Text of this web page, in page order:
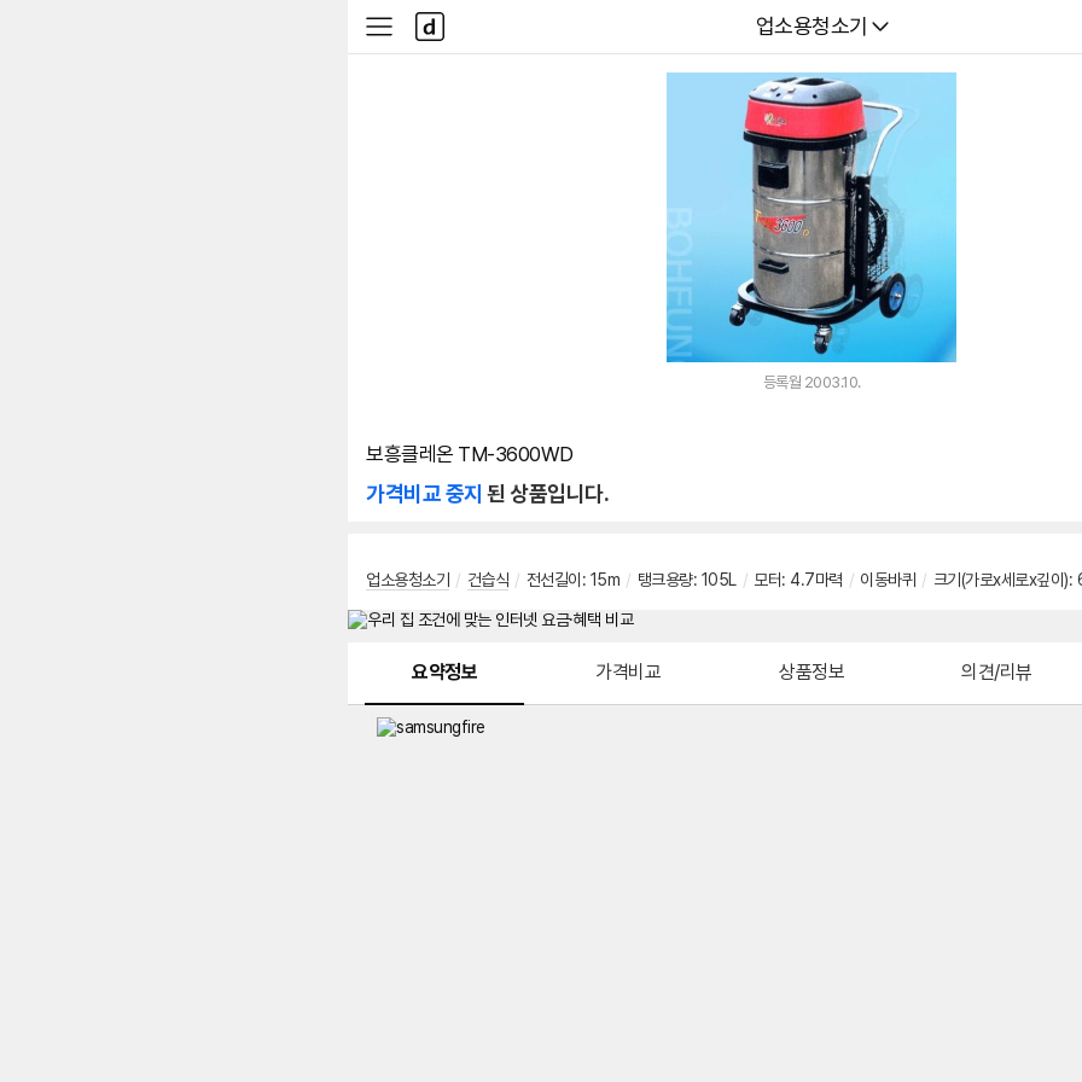
다나와
업소용청소기
사
이
다
나
와
등록월 2003.10.
보흥클레온 TM-3600WD
가격비교 중지 된 상품입니다.
업소용청소기 / 건습식 / 전선길이: 15m / 탱크용량: 105L / 모터: 4.7마력 / 이동바퀴 / 크기(가로x세로x깊
요약정보 가격비교 상품정보 의견/리뷰